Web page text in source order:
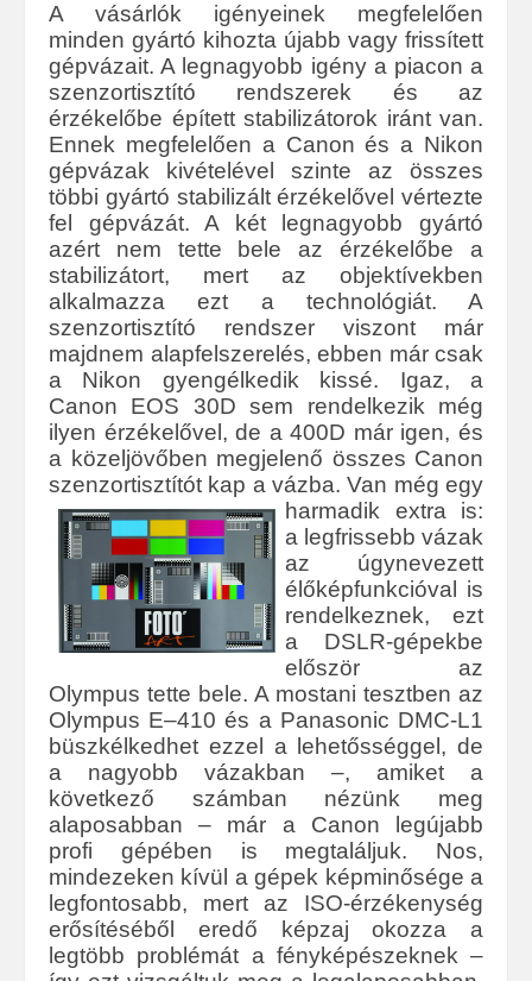
A vásárlók igényeinek megfelelően
minden gyártó kihozta újabb vagy frissített
gépvázait. A legnagyobb igény a piacon a
szenzortisztító rendszerek és az
érzékelőbe épített stabilizátorok iránt van.
Ennek megfelelően a Canon és a Nikon
gépvázak kivételével szinte az összes
többi gyártó stabilizált érzékelővel vértezte
fel gépvázát. A két legnagyobb gyártó
azért nem tette bele az érzékelőbe a
stabilizátort, mert az objektívekben
alkalmazza ezt a technológiát. A
szenzortisztító rendszer viszont már
majdnem alapfelszerelés, ebben már csak
a Nikon gyengélkedik kissé. Igaz, a
Canon EOS 30D sem rendelkezik még
ilyen érzékelővel, de a 400D már igen, és
a közeljövőben megjelenő összes Canon
szenzortisztítót kap a vázba.Van még egy
harmadik extra is:
a legfrissebb vázak
az úgynevezett
élőképfunkcióval is
rendelkeznek, ezt
a DSLR-gépekbe
először az
Olympus tette bele. A mostani tesztben az
Olympus E–410 és a Panasonic DMC-L1
büszkélkedhet ezzel a lehetősséggel, de
a nagyobb vázakban –, amiket a
következő számban nézünk meg
alaposabban – már a Canon legújabb
profi gépében is megtaláljuk. Nos,
mindezeken kívül a gépek képminősége a
legfontosabb, mert az ISO-érzékenység
erősítéséből eredő képzaj okozza a
legtöbb problémát a fényképészeknek –